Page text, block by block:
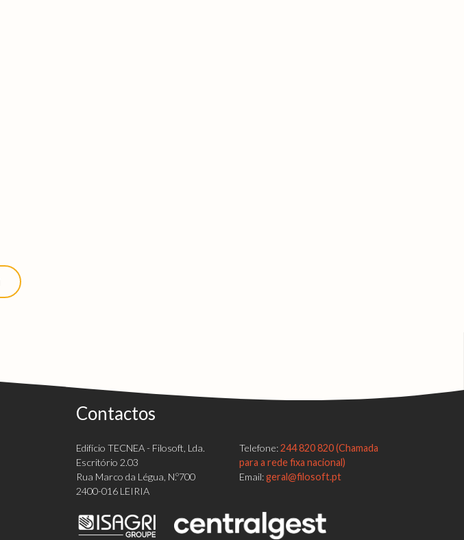
Contactos
Edifício TECNEA - Filosoft, Lda.
Escritório 2.03
Rua Marco da Légua, N.º700
2400-016 LEIRIA
Telefone:244 820 820 (Chamada
para a rede fixa nacional)
Email:geral@filosoft.pt